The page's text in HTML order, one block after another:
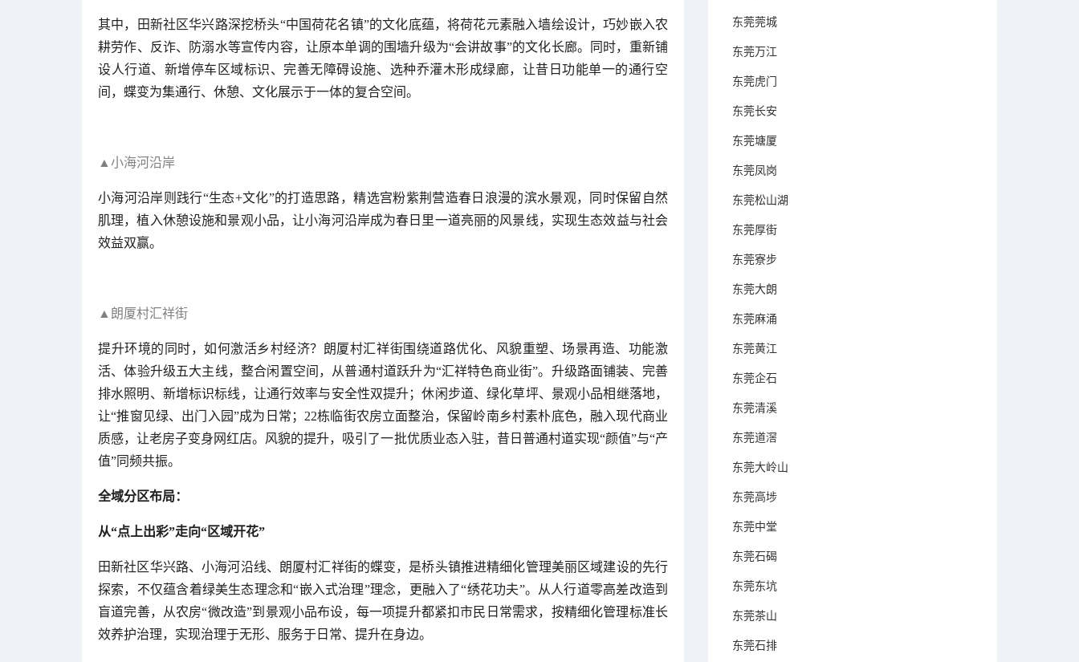
其中，田新社区华兴路深挖桥头“中国荷花名镇”的文化底蕴，将荷花元素融入墙绘设计，巧妙嵌入农
耕劳作、反诈、防溺水等宣传内容，让原本单调的围墙升级为“会讲故事”的文化长廊。同时，重新铺
设人行道、新增停车区域标识、完善无障碍设施、选种乔灌木形成绿廊，让昔日功能单一的通行空
间，蝶变为集通行、休憩、文化展示于一体的复合空间。
▲小海河沿岸
小海河沿岸则践行“生态+文化”的打造思路，精选宫粉紫荆营造春日浪漫的滨水景观，同时保留自然
肌理，植入休憩设施和景观小品，让小海河沿岸成为春日里一道亮丽的风景线，实现生态效益与社会
效益双赢。
▲朗厦村汇祥街
提升环境的同时，如何激活乡村经济？朗厦村汇祥街围绕道路优化、风貌重塑、场景再造、功能激
活、体验升级五大主线，整合闲置空间，从普通村道跃升为“汇祥特色商业街”。升级路面铺装、完善
排水照明、新增标识标线，让通行效率与安全性双提升；休闲步道、绿化草坪、景观小品相继落地，
让“推窗见绿、出门入园”成为日常；22栋临街农房立面整治，保留岭南乡村素朴底色，融入现代商业
质感，让老房子变身网红店。风貌的提升，吸引了一批优质业态入驻，昔日普通村道实现“颜值”与“产
值”同频共振。
全域分区布局：
从“点上出彩”走向“区域开花”
田新社区华兴路、小海河沿线、朗厦村汇祥街的蝶变，是桥头镇推进精细化管理美丽区域建设的先行
探索，不仅蕴含着绿美生态理念和“嵌入式治理”理念，更融入了“绣花功夫”。从人行道零高差改造到
盲道完善，从农房“微改造”到景观小品布设，每一项提升都紧扣市民日常需求，按精细化管理标准长
效养护治理，实现治理于无形、服务于日常、提升在身边。
东莞莞城
东莞万江
东莞虎门
东莞长安
东莞塘厦
东莞凤岗
东莞松山湖
东莞厚街
东莞寮步
东莞大朗
东莞麻涌
东莞黄江
东莞企石
东莞清溪
东莞道滘
东莞大岭山
东莞高埗
东莞中堂
东莞石碣
东莞东坑
东莞茶山
东莞石排